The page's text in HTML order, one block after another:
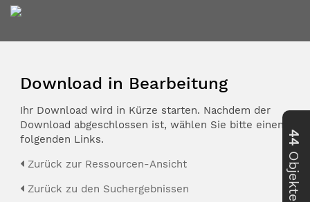
Download in Bearbeitung
Ihr Download wird in Kürze starten. Nachdem der
Download abgeschlossen ist, wählen Sie bitte einen der
folgenden Links.
Zurück zur Ressourcen-Ansicht
Zurück zu den Suchergebnissen
44
Objekte